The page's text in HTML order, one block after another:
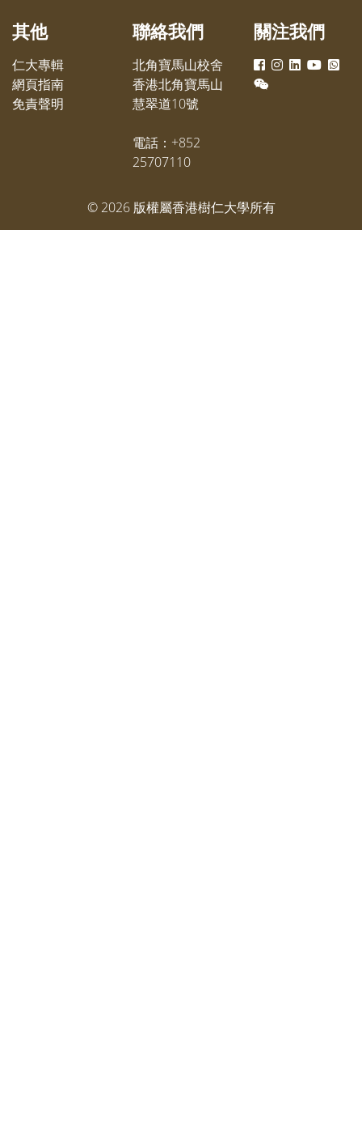
其他
仁大專輯
網頁指南
免責聲明
聯絡我們
北角寶馬山校舍
香港北角寶馬山
慧翠道10號
電話：+852
25707110
關注我們
© 2026版權屬香港樹仁大學所有